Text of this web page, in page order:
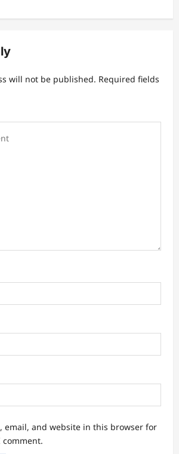
will not be published. Required fields
email, and website in this browser for